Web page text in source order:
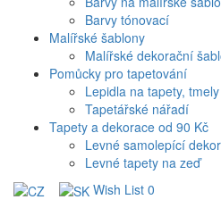
Barvy tónovací
Malířské šablony
Malířské dekorační
Pomůcky pro tapetování
Lepidla na tapety, tmely
Tapetářské nářadí
Tapety a dekorace od 90 Kč
Levné samolepící
Levné tapety na zeď
Wish List 0